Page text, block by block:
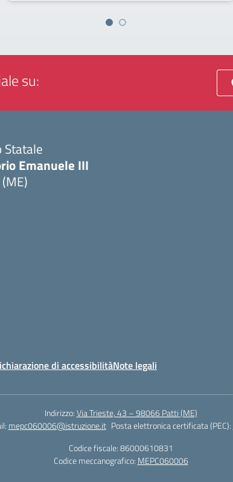
su:
Statale
Emanuele III
di accessibilitàNote legali
Indirizzo:Via Trieste, 43 – 98066 Patti (ME)
mepc060006@istruzione.it Posta elettronica certificata (PEC):
Codice fiscale: 86000610831
Codice meccanografico: MEPC060006